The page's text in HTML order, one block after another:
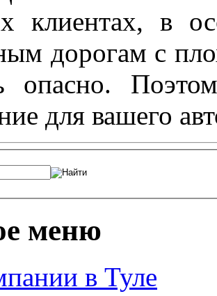
клиентах, в
дорогам с
опасно.
для вашего
меню
в Туле